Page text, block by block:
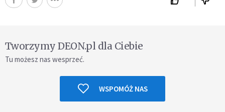
Tworzymy DEON.pl dla Ciebie
Tu możesz nas wesprzeć.
WSPOMÓŻ NAS